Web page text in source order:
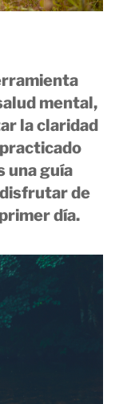
mental,
la claridad
una guía
de
día.